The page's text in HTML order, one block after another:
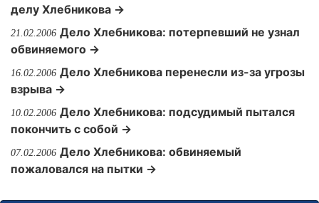
делу Хлебникова →
21.02.2006 Дело Хлебникова: потерпевший не узнал
обвиняемого →
16.02.2006 Дело Хлебникова перенесли из-за угрозы
взрыва →
10.02.2006 Дело Хлебникова: подсудимый пытался
покончить с собой →
07.02.2006 Дело Хлебникова: обвиняемый
пожаловался на пытки →